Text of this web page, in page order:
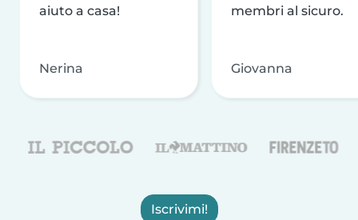
aiuto a casa!
Nerina
membri al sicuro.
Giovanna
Iscrivimi!